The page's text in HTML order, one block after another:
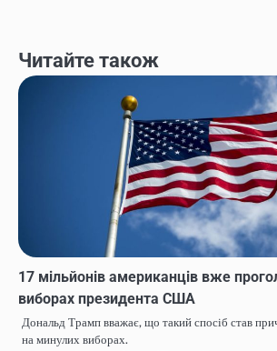
Читайте також
17 мільйонів американців вже
виборах президента США
Дональд Трамп вважає, що такий спосіб став
на минулих виборах.